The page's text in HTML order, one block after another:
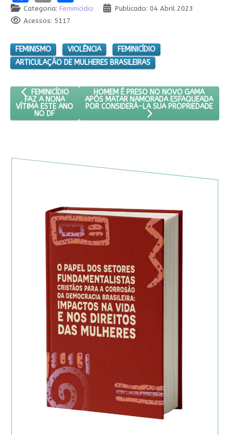
Categoria: Feminicídio
Publicado: 04 Abril 2023
Acessos: 5117
FEMINISMO VIOLÊNCIA
FEMINICÍDIO
ARTICULAÇÃO DE MULHERES BRASILEIRAS
ARTIGO ANTERIOR: FEMINICÍDIO FAZ A NONA VÍTIMA ESTE ANO
FEMINICÍDIO
FAZ A NONA
VÍTIMA ESTE ANO
NO DF
PRÓXIMO ARTIGO: HOMEM É PRESO NO
HOMEM É PRESO NO NOVO GAMA
APÓS MATAR NAMORADA ESFAQUEADA
POR CONSIDERÁ-LA SUA PROPRIEDADE